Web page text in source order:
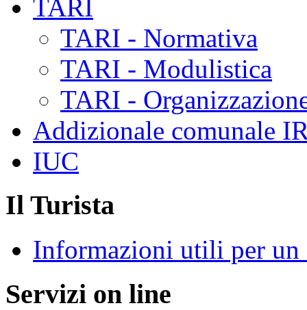
TARI
TARI - Normativa
TARI - Modulistica
TARI -
Addizionale comunale
IUC
Il Turista
Informazioni utili per un
Servizi on line